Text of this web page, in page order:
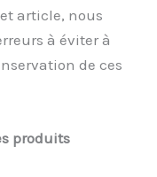
article, nous
à éviter à
de ces
produits